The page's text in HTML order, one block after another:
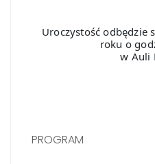
Uroczystość odbędzie
roku o
w Auli
PROGRAM